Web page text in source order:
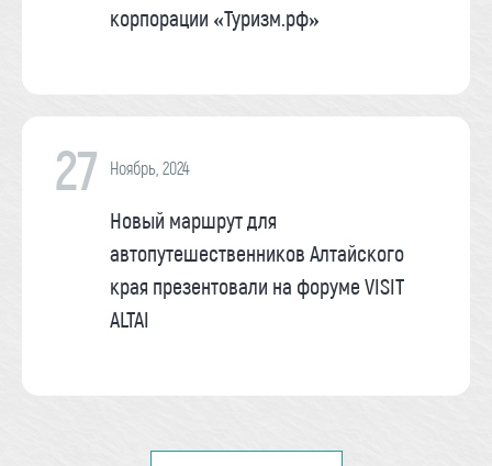
корпорации «Туризм.рф»
27 Ноябрь, 2024
Новый маршрут для
автопутешественников Алтайского
края презентовали на форуме VISIT
ALTAI